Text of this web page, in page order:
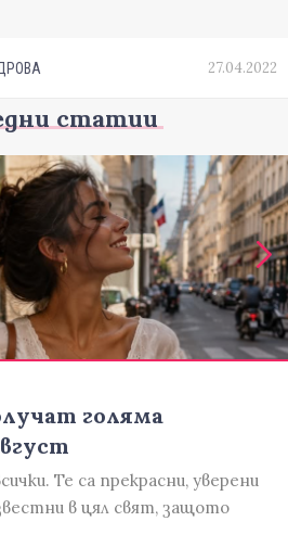
27.04.2022
статии
голяма
Те са прекрасни, уверени
в цял свят, защото